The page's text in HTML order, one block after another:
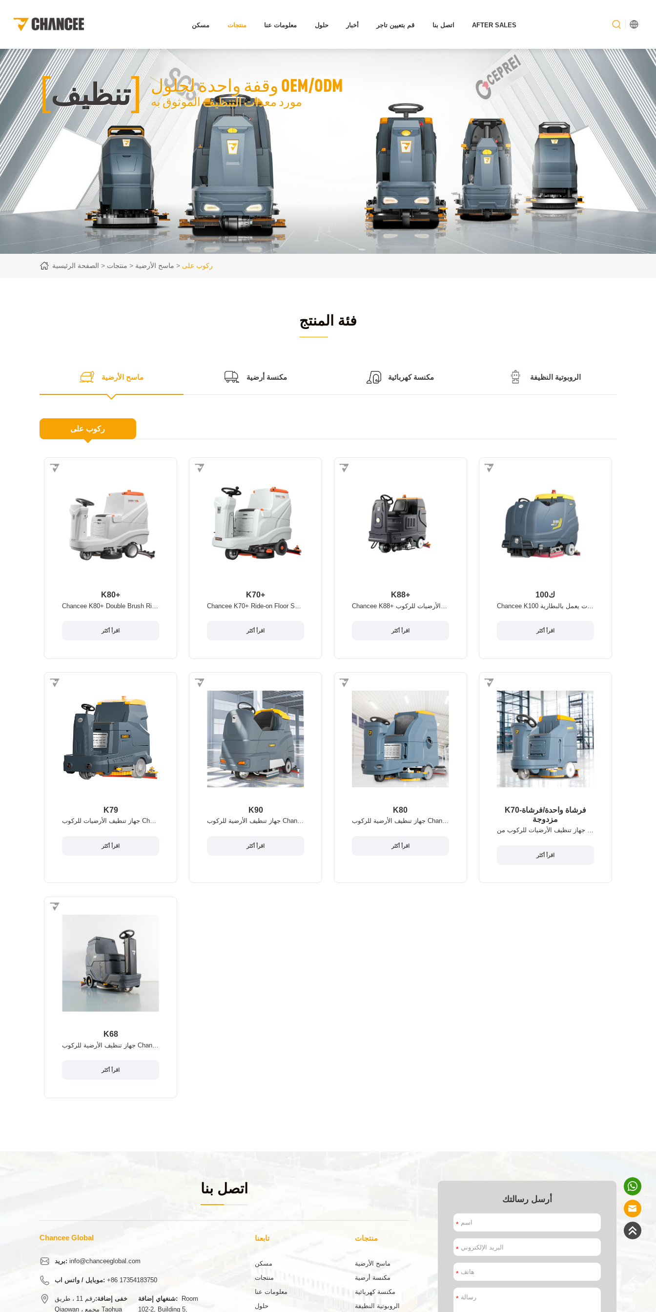
مسكن منتجات معلومات عنا حلول أخبار قم بتعيين تاجر اتصل بنا AFTER SALES
[تنظيف] وقفة واحدة لحلول OEM/ODM
مورد معدات التنظيف الموثوق به
الصفحة الرئيسية منتجات ماسح الأرضية ركوب على
فئة المنتج
ماسح الأرضية مكنسة أرضية مكنسة كهربائية الروبوتية النظيفة
ركوب على
K80+
اقرأ أكثر
K70+
اقرأ أكثر
K88+
اقرأ أكثر
ك100
Chancee K100 جهاز غسيل الأرضيات يعمل بالبطارية
اقرأ أكثر
K79
جهاز تنظيف الأرضيات للركوب Chancee K79
اقرأ أكثر
K90
جهاز تنظيف الأرضية للركوب Chancee K90
اقرأ أكثر
K80
جهاز تنظيف الأرضية للركوب Chancee K80
اقرأ أكثر
K70-فرشاة واحدة/فرشاة
مزدوجة
جهاز تنظيف الأرضيات للركوب من Chancee K70
اقرأ أكثر
K68
اقرأ أكثر
اتصل بنا
Chancee Global
بريد: info@chanceeglobal.com
موبايل / واتس اب: +86 17354183750
خفى إضافة:
رقم 11 ، طريق
Qiaowan ، مجمع Taohua
شنغهاي إضافة:
Room
102-2, Building 5,
تابعنا
مسكن
منتجات
معلومات عنا
حلول
منتجات
ماسح الأرضية
مكنسة أرضية
مكنسة كهربائية
الروبوتية النظيفة
أرسل رسالتك
*
*
*
*